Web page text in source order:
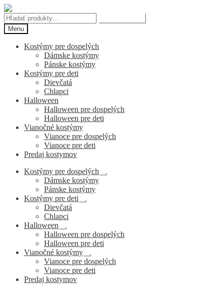
Preskočiť
na
navigáciu
Preskočiť
na
obsah
Hľadať:
Menu
Kostýmy pre dospelých
Dámske kostýmy
Pánske kostýmy
Kostýmy pre deti
Dievčatá
Chlapci
Halloween
Halloween pre dospelých
Halloween pre deti
Vianočné kostýmy
Vianoce pre dospelých
Vianoce pre deti
Predaj kostymov
Kostýmy pre dospelých
Rozbaliť
Dámske kostýmy
Pánske kostýmy
Kostýmy pre deti
Rozbaliť
Dievčatá
Chlapci
Halloween
Rozbaliť
podradené
menu
Halloween pre dospelých
Halloween pre deti
Vianočné kostýmy
Rozbaliť
podradené
menu
Vianoce pre dospelých
Vianoce pre deti
Predaj kostymov